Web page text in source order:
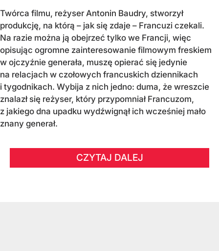
Twórca filmu, reżyser Antonin Baudry, stworzył
produkcję, na którą – jak się zdaje – Francuzi czekali.
Na razie można ją obejrzeć tylko we Francji, więc
opisując ogromne zainteresowanie filmowym freskiem
w ojczyźnie generała, muszę opierać się jedynie
na relacjach w czołowych francuskich dziennikach
i tygodnikach. Wybija z nich jedno: duma, że wreszcie
znalazł się reżyser, który przypomniał Francuzom,
z jakiego dna upadku wydźwignął ich wcześniej mało
znany generał.
CZYTAJ DALEJ